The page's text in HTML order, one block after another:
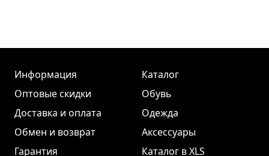
Информация
Оптовые скидки
Доставка и оплата
Обмен и возврат
Гарантия
Каталог
Обувь
Одежда
Аксессуары
Каталог в XLS